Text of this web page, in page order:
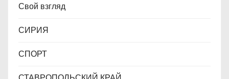
Свой взгляд
СИРИЯ
СПОРТ